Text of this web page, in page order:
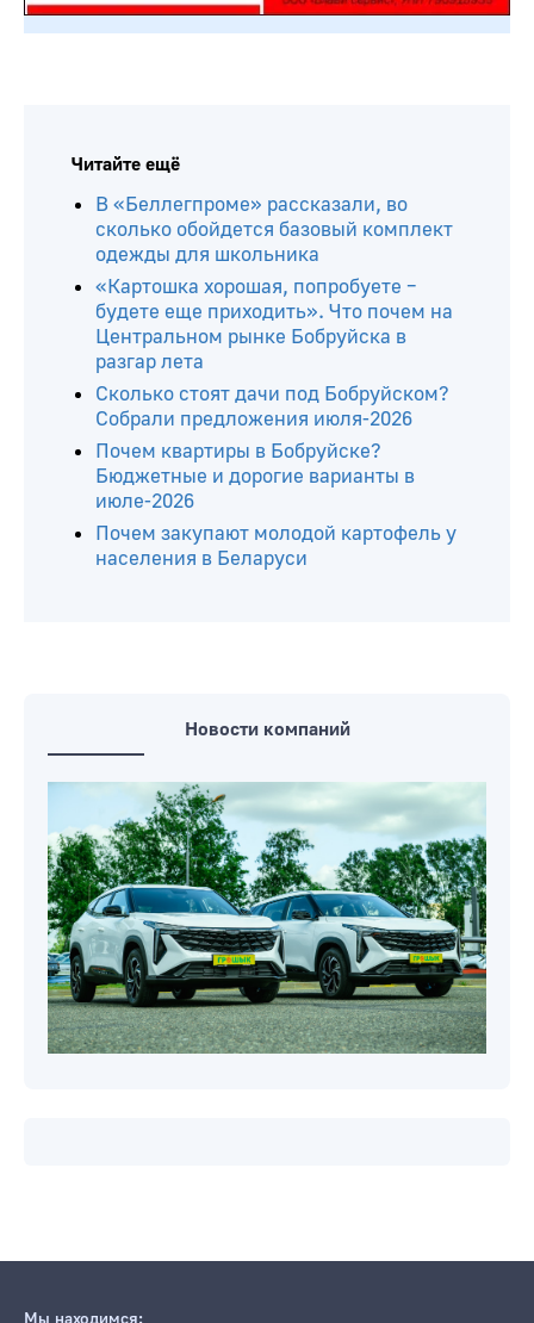
Читайте ещё
В «Беллегпроме» рассказали, во
сколько обойдется базовый комплект
одежды для школьника
«Картошка хорошая, попробуете –
будете еще приходить». Что почем на
Центральном рынке Бобруйска в
разгар лета
Сколько стоят дачи под Бобруйском?
Собрали предложения июля-2026
Почем квартиры в Бобруйске?
Бюджетные и дорогие варианты в
июле-2026
Почем закупают молодой картофель у
населения в Беларуси
Новости компаний